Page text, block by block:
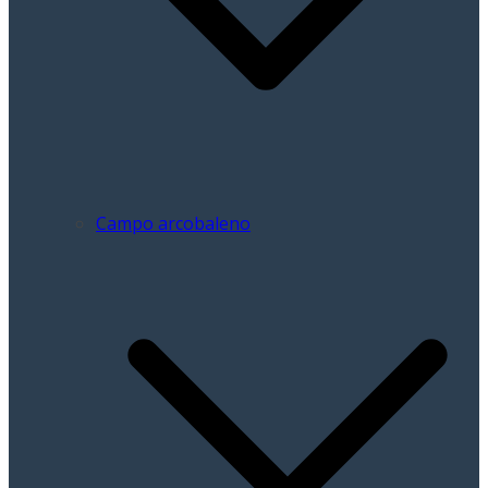
Campo arcobaleno